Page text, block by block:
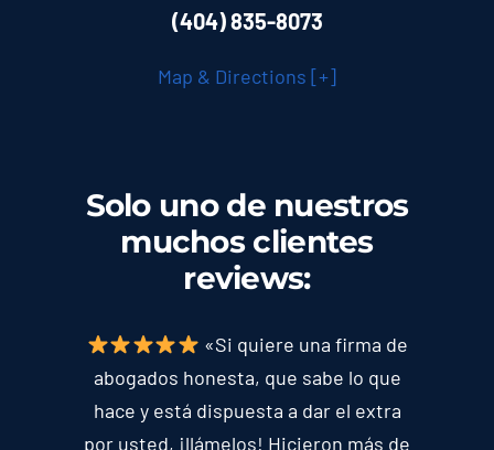
(404) 835-8073
Map & Directions [+]
Solo uno de nuestros
muchos clientes
reviews:
«Si quiere una firma de
abogados honesta, que sabe lo que
hace y está dispuesta a dar el extra
por usted, ¡llámelos! Hicieron más de